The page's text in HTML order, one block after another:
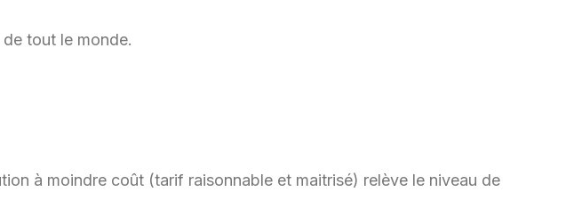
tout le monde.
à moindre coût (tarif raisonnable et maitrisé) relève le niveau de